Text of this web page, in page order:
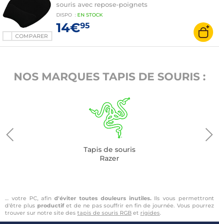
COMPARER
souris avec repose-poignets
DISPO : EN STOCK
14€95
NOS MARQUES TAPIS DE SOURIS :
Tapis de souris
Razer
… votre PC, afind'éviter toutes douleurs inutiles.Ils vous permettront
d'être plus productifet de ne pas souffrir en fin de journée. Vous pourrez
trouver sur notre site des tapis de souris RGB et rigides.